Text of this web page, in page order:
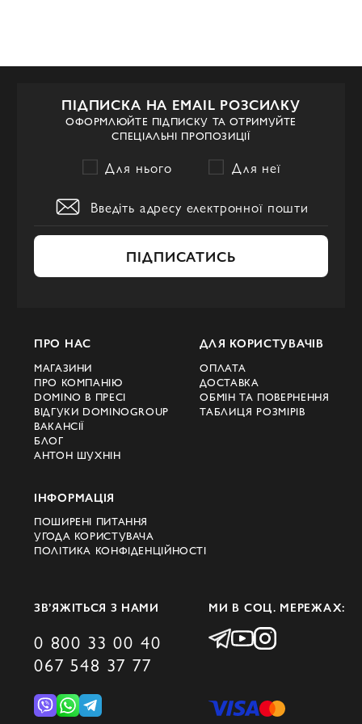
ПІДПИСКА НА EMAIL РОЗСИЛКУ
ОФОРМЛЮЙТЕ ПІДПИСКУ ТА ОТРИМУЙТЕ
СПЕЦІАЛЬНІ ПРОПОЗИЦІЇ
Для нього Для неї
ПІДПИСАТИСЬ
ПРО НАС
МАГАЗИНИ
ПРО КОМПАНІЮ
DOMINO В ПРЕСІ
ВІДГУКИ DOMINOGROUP
ВАКАНСІЇ
БЛОГ
АНТОН ШУХНІН
ДЛЯ КОРИСТУВАЧІВ
ОПЛАТА
ДОСТАВКА
ОБМІН ТА ПОВЕРНЕННЯ
ТАБЛИЦЯ РОЗМІРІВ
ІНФОРМАЦІЯ
ПОШИРЕНІ ПИТАННЯ
УГОДА КОРИСТУВАЧА
ПОЛІТИКА КОНФІДЕНЦІЙНОСТІ
ЗВ’ЯЖІТЬСЯ З НАМИ
0 800 33 00 40
067 548 37 77
МИ В СОЦ. МЕРЕЖАХ: